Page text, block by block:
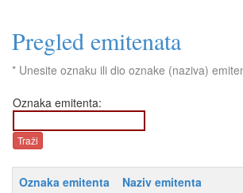
Pregled emitenata
* Unesite oznaku ili dio oznake (naziva)
Oznaka emitenta:
Oznaka emitenta Naziv emitenta